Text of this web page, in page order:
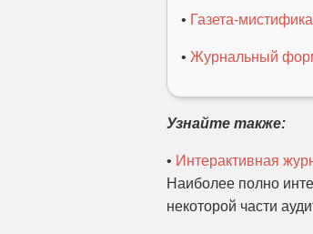
• Газета-
• Журнальный
Узнайте также:
• Интерактивная
Наиболее полно
некоторой части